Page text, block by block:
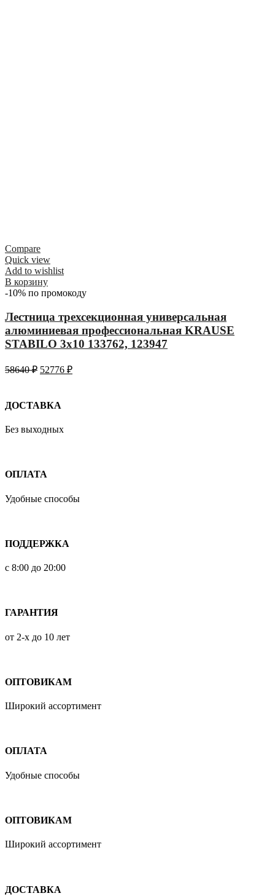
Compare
Quick view
Add to wishlist
В корзину
-10% по промокоду
Лестница трехсекционная универсальная
алюминиевая профессиональная KRAUSE
STABILO 3х10 133762, 123947
58640₽ 52776 ₽
ДОСТАВКА
Без выходных
ОПЛАТА
Удобные способы
ПОДДЕРЖКА
с 8:00 до 20:00
ГАРАНТИЯ
от 2-х до 10 лет
ОПТОВИКАМ
Широкий ассортимент
ОПЛАТА
Удобные способы
ОПТОВИКАМ
Широкий ассортимент
ДОСТАВКА